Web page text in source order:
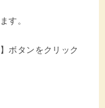
す。
ボタンをクリック